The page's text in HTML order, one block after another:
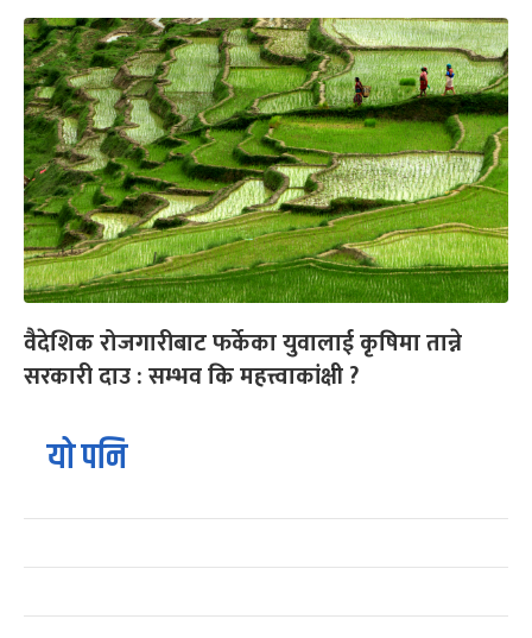
वैदेशिक रोजगारीबाट फर्केका युवालाई कृषिमा तान्ने
सरकारी दाउ : सम्भव कि महत्त्वाकांक्षी ?
यो पनि